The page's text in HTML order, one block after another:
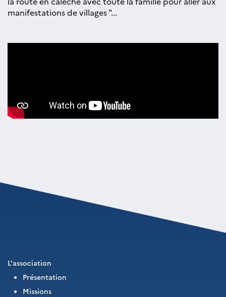
manifestations de villages "...
L'association
Présentation
Missions